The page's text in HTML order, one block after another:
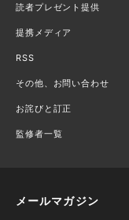
読者プレゼント提供
提携メディア
RSS
その他、お問い合わせ
お詫びと訂正
監修者一覧
メールマガジン